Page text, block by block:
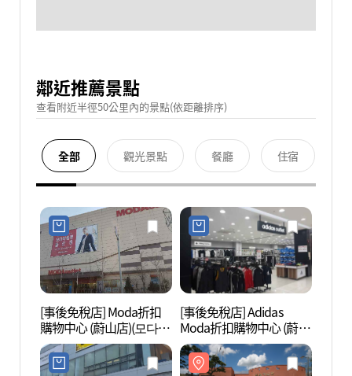
鄰近推薦景點
查看附近半徑50公里內的景點(依距離排序)
全部 觀光景點 餐廳 住宿
[事後免稅店] Moda折扣
購物中心 (蔚山店)(모다아
울렛 울산점)
[事後免稅店] Adidas
Moda折扣購物中心 (蔚山
店)(아디다스 모다아울렛
울산점)